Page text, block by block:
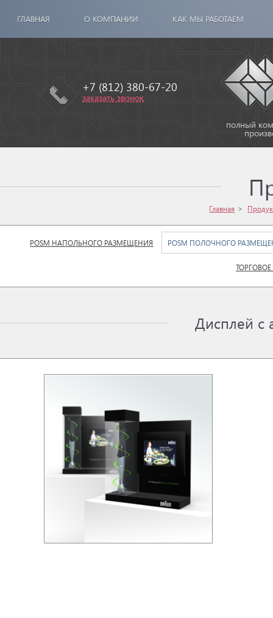
ГЛАВНАЯ О КОМПАНИИ КАК МЫ РАБОТАЕМ
+7 (812) 380-67-20
заказать звонок
полный
Главная
POSM НАПОЛЬНОГО РАЗМЕЩЕНИЯ POSM ПОЛОЧНОГО
Дисплей с